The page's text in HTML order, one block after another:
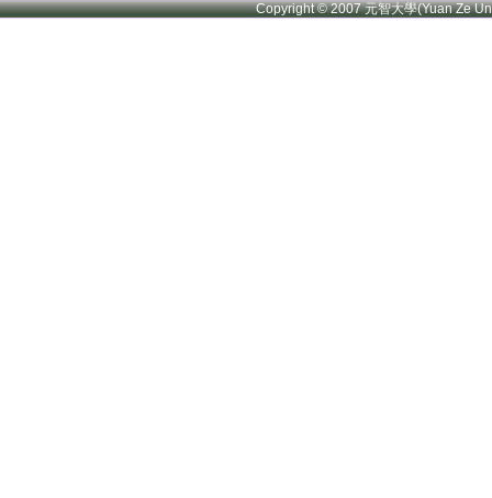
Copyright © 2007 元智大學(Yuan Ze